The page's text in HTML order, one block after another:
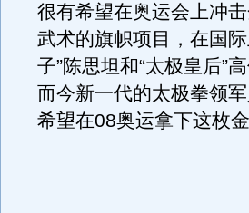
很有希望在奥运会上冲
武术的旗帜项目，在国
子”陈思坦和“太极皇后”
而今新一代的太极拳领
希望在08奥运拿下这枚金